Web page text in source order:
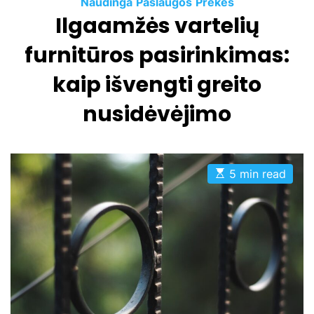
a
t
e
o
r
s
Ilgaamžės vartelių
furnitūros pasirinkimas:
kaip išvengti greito
nusidėvėjimo
E
s
5 min read